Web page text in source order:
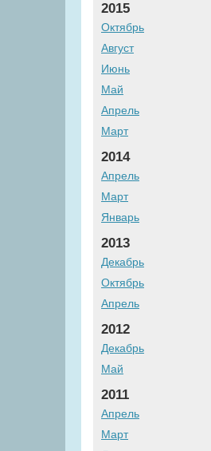
2015
Октябрь
Август
Июнь
Май
Апрель
Март
2014
Апрель
Март
Январь
2013
Декабрь
Октябрь
Апрель
2012
Декабрь
Май
2011
Апрель
Март